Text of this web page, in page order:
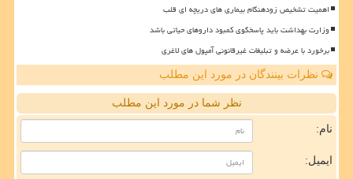
اهمیت تشخیص زودهنگام بیماری های دریچه ای قلب
وزارت بهداشت باید پاسخگوی کمبود داروهای حیاتی باشد
برخورد با عرضه و تبلیغات غیرقانونی آمپول های لاغری
نظرات بینندگان در مورد این مطلب
نظر شما در مورد این مطلب
نام:
ایمیل: